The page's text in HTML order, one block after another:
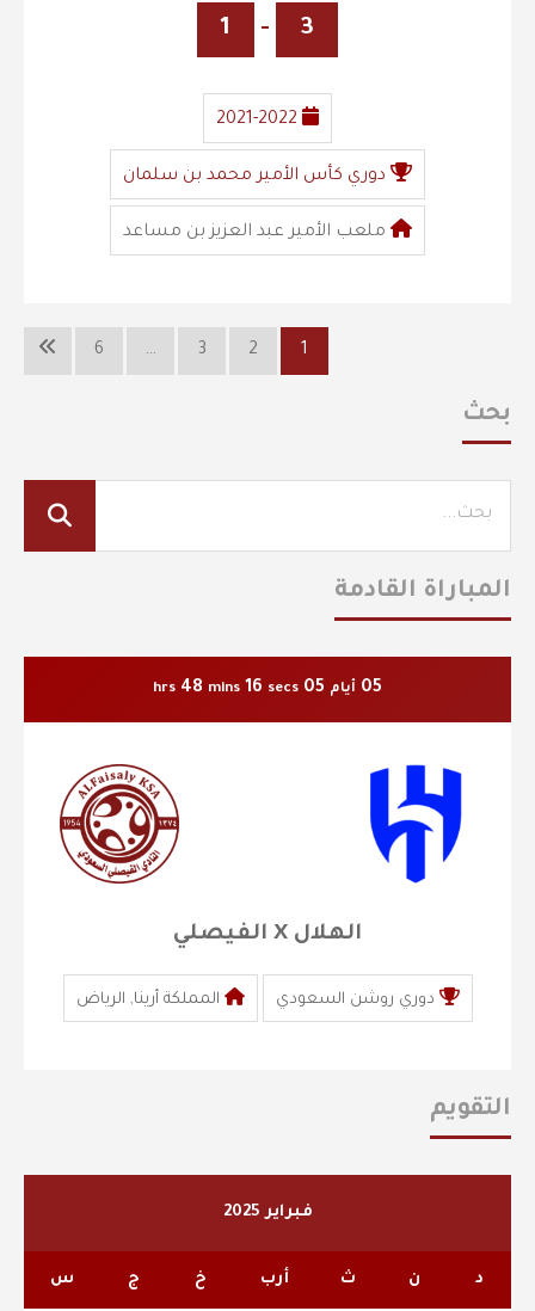
3
-
1
2021-2022
دوري كأس الأمير محمد بن سلمان
ملعب الأمير عبد العزيز بن مساعد
1
2
3
…
6
بحث
المباراة القادمة
05 أيام 05
hrs 48 mins 15 secs
الهلال X الفيصلي
دوري روشن السعودي المملكة أرينا, الرياض
التقويم
فبراير 2025
د ن ث أرب خ ج س